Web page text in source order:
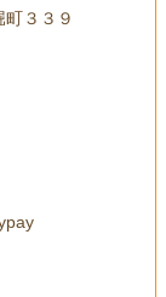
３３９